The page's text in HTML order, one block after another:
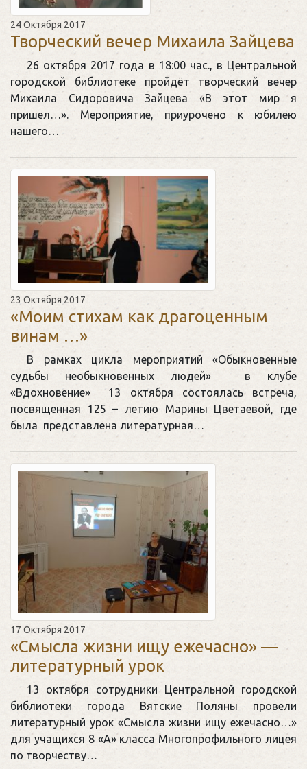
24 Октября 2017
Творческий вечер Михаила Зайцева
26 октября 2017 года в 18:00 час., в Центральной
городской библиотеке пройдёт творческий вечер
Михаила Сидоровича Зайцева «В этот мир я
пришел…». Мероприятие, приурочено к юбилею
нашего…
23 Октября 2017
«Моим стихам как драгоценным
винам …»
В рамках цикла мероприятий «Обыкновенные
судьбы необыкновенных людей» в клубе
«Вдохновение» 13 октября состоялась встреча,
посвященная 125 – летию Марины Цветаевой, где
была представлена литературная…
17 Октября 2017
«Смысла жизни ищу ежечасно» —
литературный урок
13 октября сотрудники Центральной городской
библиотеки города Вятские Поляны провели
литературный урок «Смысла жизни ищу ежечасно…»
для учащихся 8 «А» класса Многопрофильного лицея
по творчеству…